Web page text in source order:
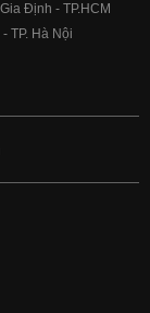
Định - TP.HCM
TP. Hà Nội